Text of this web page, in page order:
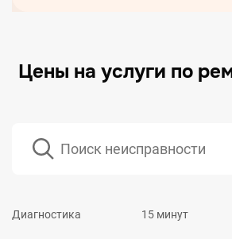
Цены на услуги по
Диагностика 15 минут